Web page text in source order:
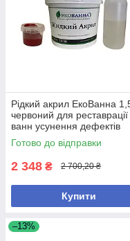
Рідкий акрил ЕкоВанна
червоний для реставрації
ванн усунення дефектів
Готово до відправки
2 348 ₴ 2 700,20 ₴
Купити
–13%